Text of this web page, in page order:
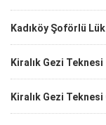
Kadıköy Şoförlü
Kiralık Gezi Teknesi
Kiralık Gezi